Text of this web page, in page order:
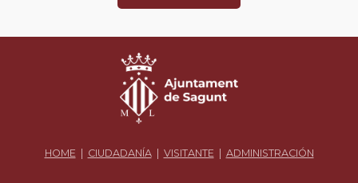
HOME | CIUDADANÍA| VISITANTE | ADMINISTRACIÓN